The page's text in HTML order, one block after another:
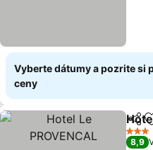
Vyberte dátumy a pozrite si
ceny
3
8,9